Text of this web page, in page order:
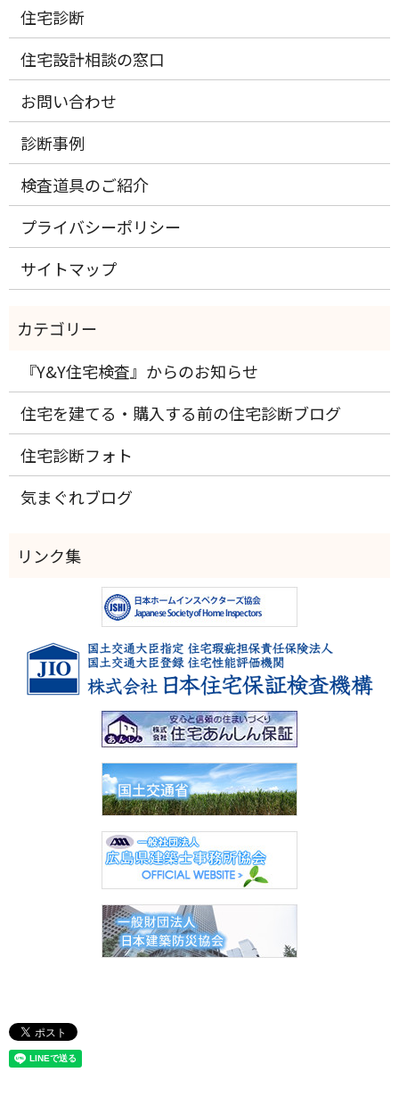
住宅診断
住宅設計相談の窓口
お問い合わせ
診断事例
検査道具のご紹介
プライバシーポリシー
サイトマップ
『Y&Y住宅検査』からのお知らせ
住宅を建てる・購入する前の住宅診断ブログ
住宅診断フォト
気まぐれブログ